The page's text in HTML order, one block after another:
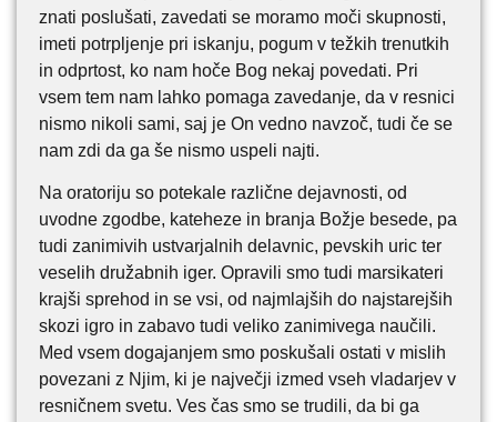
znati poslušati, zavedati se moramo moči skupnosti,
imeti potrpljenje pri iskanju, pogum v težkih trenutkih
in odprtost, ko nam hoče Bog nekaj povedati. Pri
vsem tem nam lahko pomaga zavedanje, da v resnici
nismo nikoli sami, saj je On vedno navzoč, tudi če se
nam zdi da ga še nismo uspeli najti.
Na oratoriju so potekale različne dejavnosti, od
uvodne zgodbe, kateheze in branja Božje besede, pa
tudi zanimivih ustvarjalnih delavnic, pevskih uric ter
veselih družabnih iger. Opravili smo tudi marsikateri
krajši sprehod in se vsi, od najmlajših do najstarejših
skozi igro in zabavo tudi veliko zanimivega naučili.
Med vsem dogajanjem smo poskušali ostati v mislih
povezani z Njim, ki je največji izmed vseh vladarjev v
resničnem svetu. Ves čas smo se trudili, da bi ga